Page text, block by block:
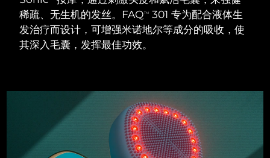
稀疏、无生机的发丝。FAQTM
301 专为配合液体生
发治疗而设计，可增强米诺地尔等成分的吸收，使
其深入毛囊，发挥最佳功效。
面部清洁
LUNA™ 4 Plus
Massage, LED heating
紧致提拉
BEAR™ 2 go
Microcurrent toning on-the-go
UFO™ 3 套装
Deep facial hydration
口腔护理
issa™ 4
Hybrid silicone sonic toothbrush
FAQ™ 抗老护理
巴林 预计送达日期8/10/26
比利时 预计送达日期 8/9/26
波斯尼亚和黑塞哥维那 预计送达日期8/12/26
预计送达日期
保加利亚 预计送达日期